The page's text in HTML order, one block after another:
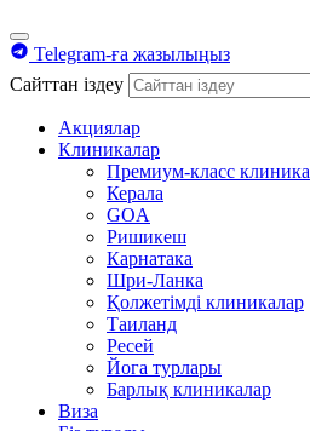
Telegram-ға жазылыңыз
Сайттан іздеу
Акциялар
Клиникалар
Премиум-класс
Керала
GOA
Ришикеш
Карнатака
Шри-Ланка
Қолжетімді клиникалар
Таиланд
Ресей
Йога турлары
Барлық клиникалар
Виза